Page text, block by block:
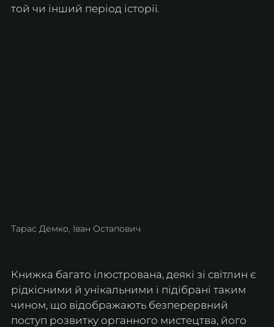
той чи інший період історії.
Тарас Демко, Іван Остапович
Книжка багато ілюстрована, деякі зі світлин є
рідкісними й унікальними і підібрані таким
чином, що відображають безперервний
поступ розвитку органного мистецтва, його